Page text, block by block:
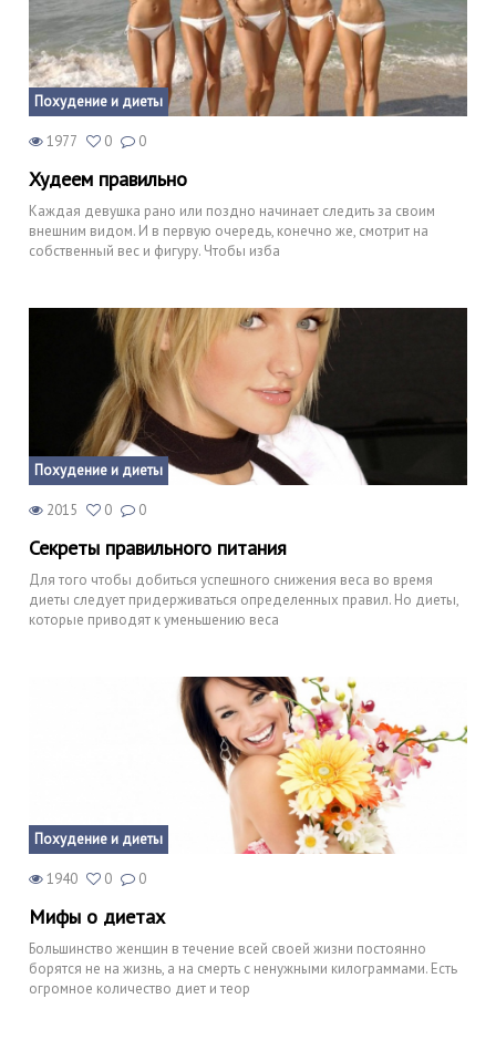
Похудение и диеты
1977 0 0
Худеем правильно
Каждая девушка рано или поздно начинает следить за своим
внешним видом. И в первую очередь, конечно же, смотрит на
собственный вес и фигуру. Чтобы изба
Похудение и диеты
2015 0 0
Секреты правильного питания
Для того чтобы добиться успешного снижения веса во время
диеты следует придерживаться определенных правил. Но диеты,
которые приводят к уменьшению веса
Похудение и диеты
1940 0 0
Мифы о диетах
Большинство женщин в течение всей своей жизни постоянно
борятся не на жизнь, а на смерть с ненужными килограммами. Есть
огромное количество диет и теор